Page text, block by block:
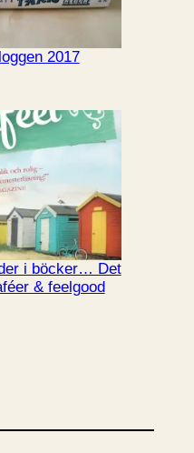
2017
i böcker… Det
& feelgood